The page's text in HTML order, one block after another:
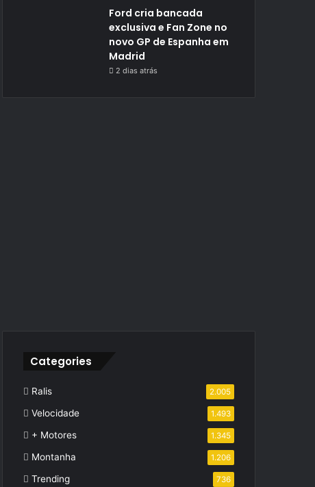
Ford cria bancada
exclusiva e Fan Zone no
novo GP de Espanha em
Madrid
2 dias atrás
Categories
Ralis 2.005
Velocidade 1.493
+ Motores 1.345
Montanha 1.206
Trending 736